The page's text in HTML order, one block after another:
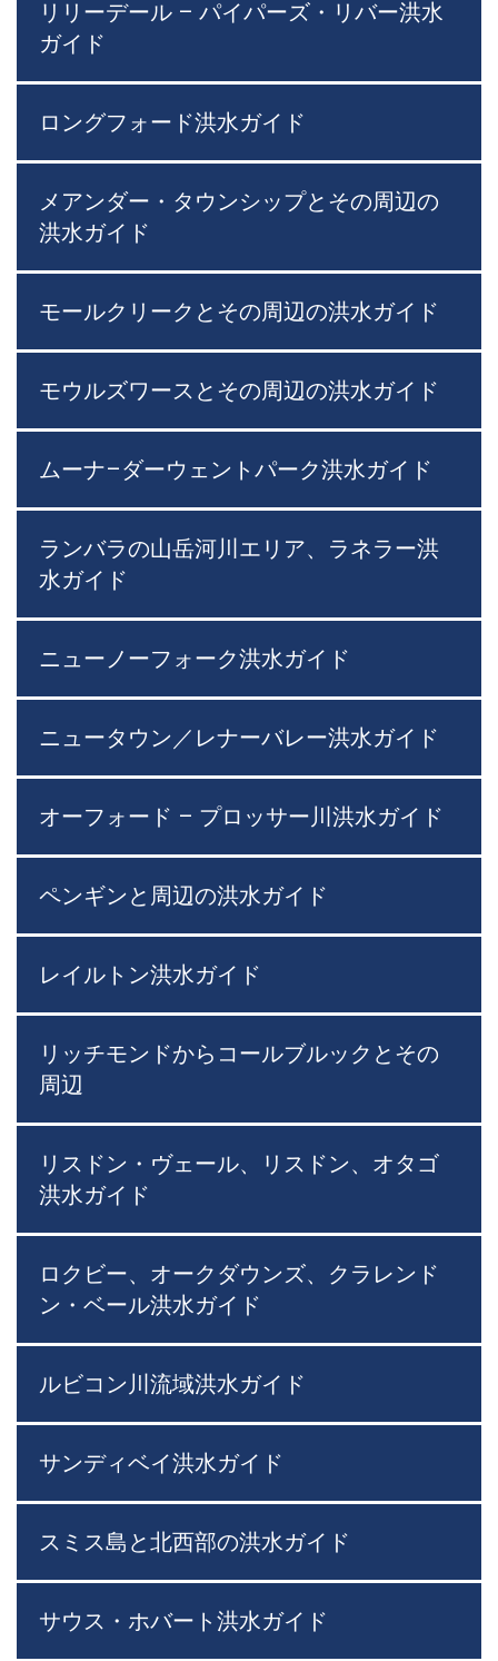
リリーデール – パイパーズ・リバー洪水
ガイド
ロングフォード洪水ガイド
メアンダー・タウンシップとその周辺の
洪水ガイド
モールクリークとその周辺の洪水ガイド
モウルズワースとその周辺の洪水ガイド
ムーナ–ダーウェントパーク洪水ガイド
ランバラの山岳河川エリア、ラネラー洪
水ガイド
ニューノーフォーク洪水ガイド
ニュータウン／レナーバレー洪水ガイド
オーフォード – プロッサー川洪水ガイド
ペンギンと周辺の洪水ガイド
レイルトン洪水ガイド
リッチモンドからコールブルックとその
周辺
リスドン・ヴェール、リスドン、オタゴ
洪水ガイド
ロクビー、オークダウンズ、クラレンド
ン・ベール洪水ガイド
ルビコン川流域洪水ガイド
サンディベイ洪水ガイド
スミス島と北西部の洪水ガイド
サウス・ホバート洪水ガイド